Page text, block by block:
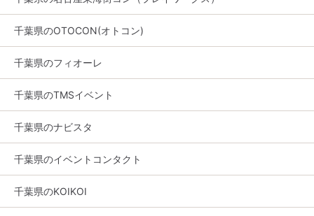
千葉県のOTOCON(オトコン)
千葉県のフィオーレ
千葉県のTMSイベント
千葉県のナビスタ
千葉県のイベントコンタクト
千葉県のKOIKOI